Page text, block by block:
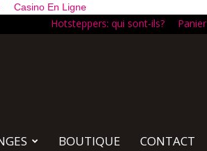
Casino En Ligne
Hotsteppers: qui sont-ils? Panier
BOUTIQUE CONTACT